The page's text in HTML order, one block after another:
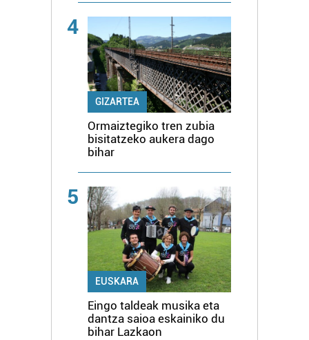
4
GIZARTEA
Ormaiztegiko tren zubia
bisitatzeko aukera dago
bihar
5
EUSKARA
Eingo taldeak musika eta
dantza saioa eskainiko du
bihar Lazkaon